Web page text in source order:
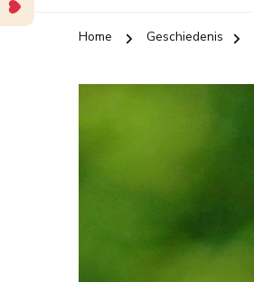
Home Geschiedenis